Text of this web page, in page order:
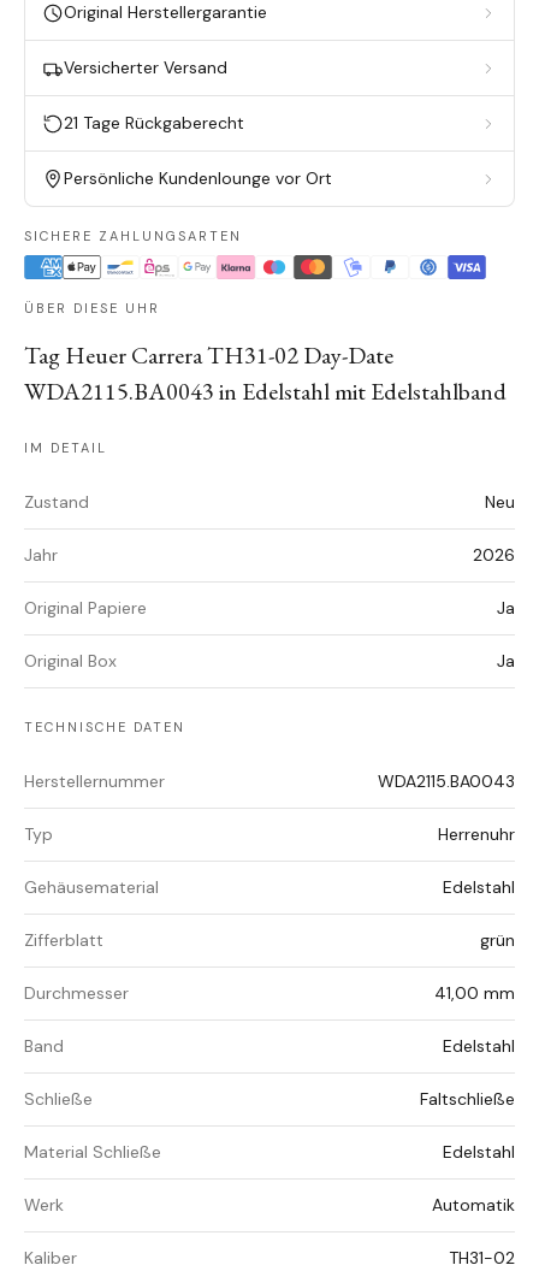
Original Herstellergarantie
Versicherter Versand
21 Tage Rückgaberecht
Persönliche Kundenlounge vor Ort
SICHERE ZAHLUNGSARTEN
ÜBER DIESE UHR
Tag Heuer Carrera TH31-02 Day-Date
WDA2115.BA0043 in Edelstahl mit Edelstahlband
IM DETAIL
Zustand Neu
Jahr 2026
Original Papiere Ja
Original Box Ja
TECHNISCHE DATEN
Herstellernummer WDA2115.BA0043
Typ Herrenuhr
Gehäusematerial Edelstahl
Zifferblatt grün
Durchmesser 41,00 mm
Band Edelstahl
Schließe Faltschließe
Material Schließe Edelstahl
Werk Automatik
Kaliber TH31-02